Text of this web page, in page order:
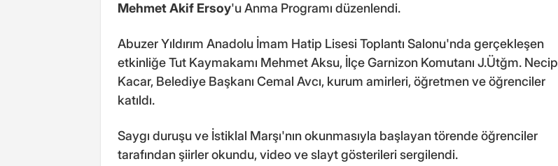
Mehmet Akif Ersoy'u Anma Programı düzenlendi.
Abuzer Yıldırım Anadolu İmam Hatip Lisesi Toplantı Salonu'nda gerçekleşen
etkinliğe Tut Kaymakamı Mehmet Aksu, İlçe Garnizon Komutanı J.Ütğm. Necip
Kacar, Belediye Başkanı Cemal Avcı, kurum amirleri, öğretmen ve öğrenciler
katıldı.
Saygı duruşu ve İstiklal Marşı'nın okunmasıyla başlayan törende öğrenciler
tarafından şiirler okundu, video ve slayt gösterileri sergilendi.